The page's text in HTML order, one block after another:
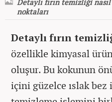
noktaları
Detaylı fırın
özellikle kimyasal
oluşur. Bu kokunun
içini güzelce ıslak